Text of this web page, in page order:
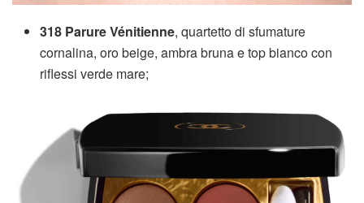
318 Parure Vénitienne, quartetto di sfumature
cornalina, oro beige, ambra bruna e top bianco con
riflessi verde mare;